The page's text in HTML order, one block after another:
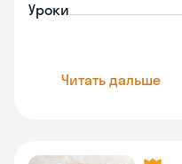
Уроки
Читать дальше